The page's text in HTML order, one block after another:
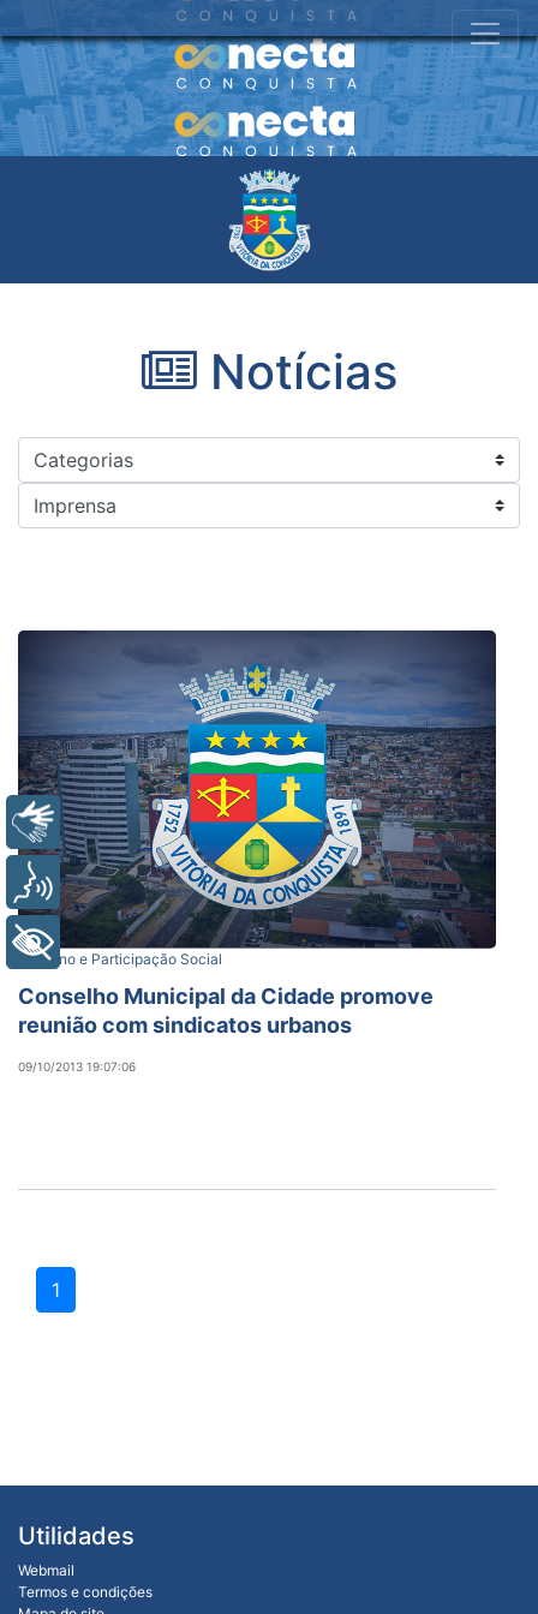
Notícias
Governo e Participação Social
Conselho Municipal da Cidade promove
reunião com sindicatos urbanos
09/10/2013 19:07:06
1
Utilidades
Webmail
Termos e condições
Libras
Voz
+ Acessibilidade